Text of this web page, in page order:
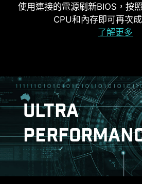
使用連接的電源刷新BIOS，按
CPU和內存即可再次
了解更多
雙重防靜電保
MSI DRIVER
一連接到網路，MSI Driver
檢測並顯示合適的驅動程序和
擊幾下即可下載和安裝
* 請確保連接到網路，否則 Driver
動啟動。
ULTRA